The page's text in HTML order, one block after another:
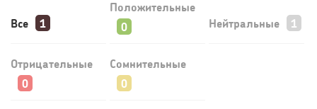
Все
Положительные
Нейтральные
Отрицательные Сомнительные